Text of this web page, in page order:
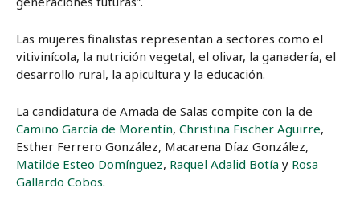
Las mujeres finalistas representan a sectores como el
vitivinícola, la nutrición vegetal, el olivar, la ganadería, el
desarrollo rural, la apicultura y la educación.
La candidatura de Amada de Salas compite con la de
Camino García de Morentín, Christina Fischer Aguirre,
Esther Ferrero González, Macarena Díaz González,
Matilde Esteo Domínguez, Raquel Adalid Botía y Rosa
Gallardo Cobos.